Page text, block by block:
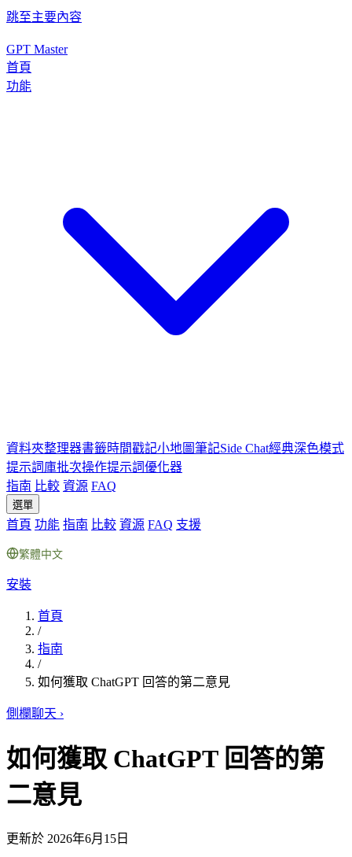
跳至主要內容
GPT Master
首頁
功能
資料夾整理器書籤時間戳記小地圖筆記Side Chat經典深色模式
提示詞庫批次操作提示詞優化器
指南 比較 資源 FAQ
選單
首頁 功能 指南 比較 資源 FAQ 支援
繁體中文
安裝
首頁
/
指南
/
如何獲取 ChatGPT 回答的第二意見
側欄聊天 ›
如何獲取 ChatGPT 回答的第
二意見
更新於 2026年6月15日